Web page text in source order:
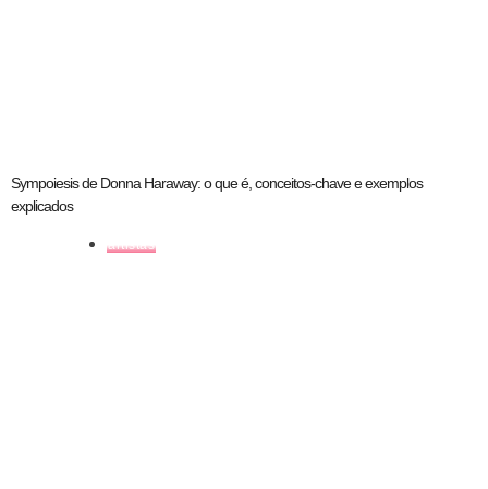
Sympoiesis de Donna Haraway: o que é, conceitos-chave e exemplos
explicados
artistas